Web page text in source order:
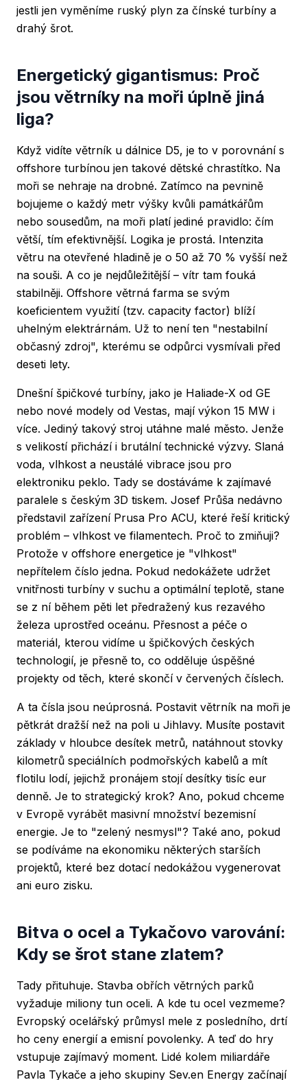
jestli jen vyměníme ruský plyn za čínské turbíny a
drahý šrot.
Energetický gigantismus: Proč
jsou větrníky na moři úplně jiná
liga?
Když vidíte větrník u dálnice D5, je to v porovnání s
offshore turbínou jen takové dětské chrastítko. Na
moři se nehraje na drobné. Zatímco na pevnině
bojujeme o každý metr výšky kvůli památkářům
nebo sousedům, na moři platí jediné pravidlo: čím
větší, tím efektivnější. Logika je prostá. Intenzita
větru na otevřené hladině je o 50 až 70 % vyšší než
na souši. A co je nejdůležitější – vítr tam fouká
stabilněji. Offshore větrná farma se svým
koeficientem využití (tzv. capacity factor) blíží
uhelným elektrárnám. Už to není ten "nestabilní
občasný zdroj", kterému se odpůrci vysmívali před
deseti lety.
Dnešní špičkové turbíny, jako je Haliade-X od GE
nebo nové modely od Vestas, mají výkon 15 MW i
více. Jediný takový stroj utáhne malé město. Jenže
s velikostí přichází i brutální technické výzvy. Slaná
voda, vlhkost a neustálé vibrace jsou pro
elektroniku peklo. Tady se dostáváme k zajímavé
paralele s českým 3D tiskem. Josef Průša nedávno
představil zařízení Prusa Pro ACU, které řeší kritický
problém – vlhkost ve filamentech. Proč to zmiňuji?
Protože v offshore energetice je "vlhkost"
nepřítelem číslo jedna. Pokud nedokážete udržet
vnitřnosti turbíny v suchu a optimální teplotě, stane
se z ní během pěti let předražený kus rezavého
železa uprostřed oceánu. Přesnost a péče o
materiál, kterou vidíme u špičkových českých
technologií, je přesně to, co odděluje úspěšné
projekty od těch, které skončí v červených číslech.
A ta čísla jsou neúprosná. Postavit větrník na moři je
pětkrát dražší než na poli u Jihlavy. Musíte postavit
základy v hloubce desítek metrů, natáhnout stovky
kilometrů speciálních podmořských kabelů a mít
flotilu lodí, jejichž pronájem stojí desítky tisíc eur
denně. Je to strategický krok? Ano, pokud chceme
v Evropě vyrábět masivní množství bezemisní
energie. Je to "zelený nesmysl"? Také ano, pokud
se podíváme na ekonomiku některých starších
projektů, které bez dotací nedokážou vygenerovat
ani euro zisku.
Bitva o ocel a Tykačovo varování:
Kdy se šrot stane zlatem?
Tady přituhuje. Stavba obřích větrných parků
vyžaduje miliony tun oceli. A kde tu ocel vezmeme?
Evropský ocelářský průmysl mele z posledního, drtí
ho ceny energií a emisní povolenky. A teď do hry
vstupuje zajímavý moment. Lidé kolem miliardáře
Pavla Tykače a jeho skupiny Sev.en Energy začínají